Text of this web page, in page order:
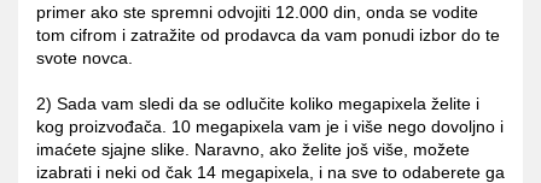
primer ako ste spremni odvojiti 12.000 din, onda se vodite
tom cifrom i zatražite od prodavca da vam ponudi izbor do te
svote novca.
2) Sada vam sledi da se odlučite koliko megapixela želite i
kog proizvođača. 10 megapixela vam je i više nego dovoljno i
imaćete sjajne slike. Naravno, ako želite još više, možete
izabrati i neki od čak 14 megapixela, i na sve to odaberete ga